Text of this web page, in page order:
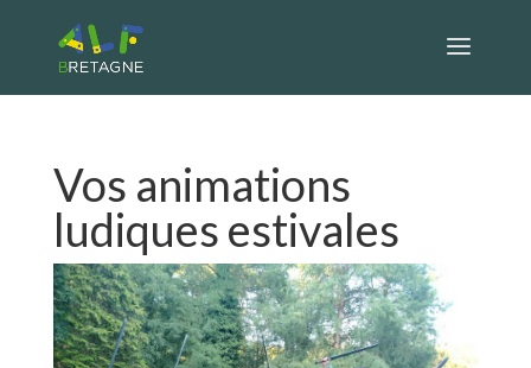
Vos animations
ludiques estivales